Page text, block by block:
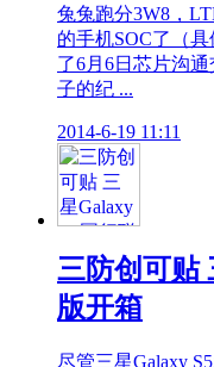
兔兔跑分3W8，
的手机SOC了（
了6月6日芯片沟
子的纪 ...
2014-6-19 11:11
三防创可贴
版开箱
尽管三星Galaxy